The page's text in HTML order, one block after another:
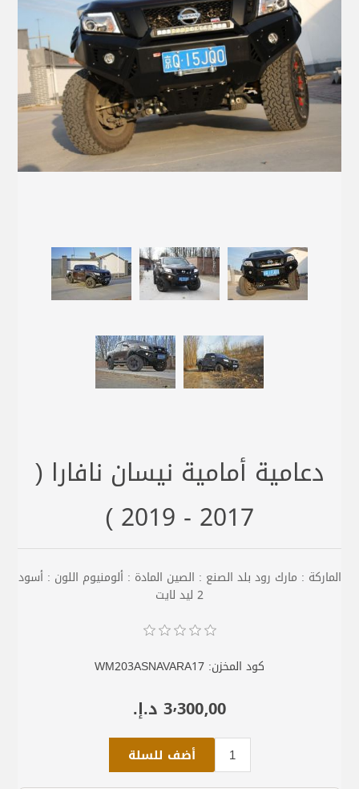
دعامية أمامية نيسان نافارا (
2017 - 2019 )
الماركة : مارك رود بلد الصنع : الصين المادة : ألومنيوم اللون : أسود
2 ليد لايت
كود المخزن: WM203ASNAVARA17
3٬300٫00 د.إ.‏
أضف للسلة